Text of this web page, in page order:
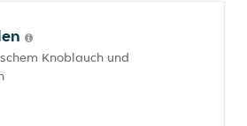
Knoblauch und